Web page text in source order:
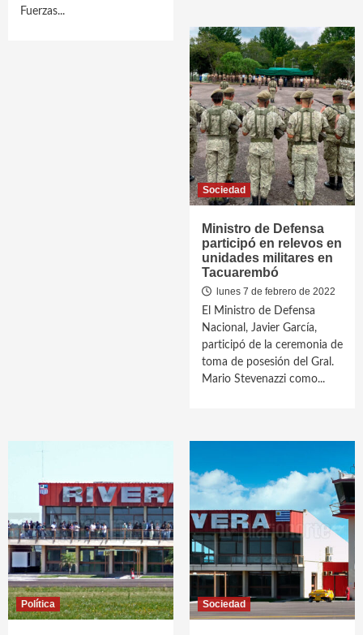
Fuerzas...
Sociedad
Ministro de Defensa
participó en relevos en
unidades militares en
Tacuarembó
lunes 7 de febrero de 2022
El Ministro de Defensa
Nacional, Javier García,
participó de la ceremonia de
toma de posesión del Gral.
Mario Stevenazzi como...
Política Sociedad